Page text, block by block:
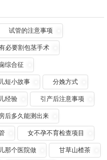
试管的注意事项
必要割包茎手术
综合征
短小故事 分娩方式
经验 引产后注意事项
后多久能测出来
女不孕不育检查项目
那个医院做 甘草山楂茶